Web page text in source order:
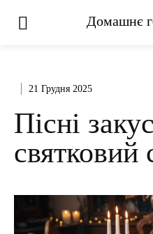
Домашнє
21 Грудня 2025
Пісні
святковий